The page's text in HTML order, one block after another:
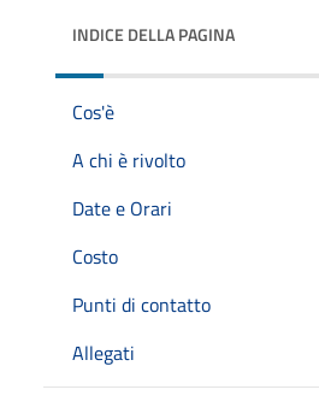
INDICE DELLA PAGINA
Cos'è
A chi è rivolto
Date e Orari
Costo
Punti di contatto
Allegati